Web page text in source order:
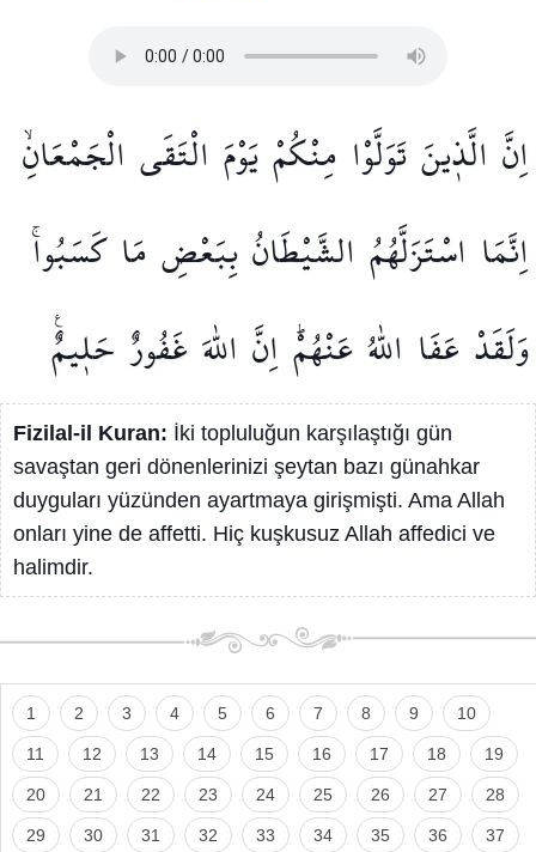
اِنَّ الَّذ۪ينَتَوَلَّوْا مِنْكُمْيَوْمَ الْتَقَى الْجَمْعَانِۙ
اِنَّمَا اسْتَزَلَّهُمُ الشَّيْطَانُبِبَعْضِ مَا كَسَبُواۚ
وَلَقَدْ عَفَا اللّٰهُ عَنْهُمْۜاِنَّ اللّٰهَ غَفُورٌ حَل۪يمٌ۟
Fizilal-il Kuran: İki topluluğun karşılaştığı gün
savaştan geri dönenlerinizi şeytan bazı günahkar
duyguları yüzünden ayartmaya girişmişti. Ama Allah
onları yine de affetti. Hiç kuşkusuz Allah affedici ve
halimdir.
1 2 3 4 5 6 7 8 9 10
11 12 13 14 15 16 17 18 19
20 21 22 23 24 25 26 27 28
29 30 31 32 33 34 35 36 37